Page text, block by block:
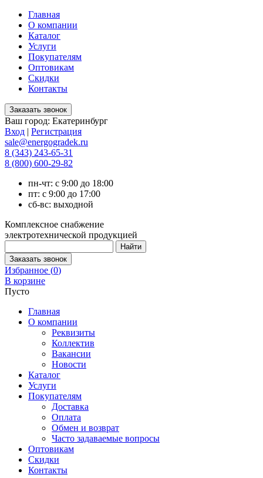
Главная
О компании
Каталог
Услуги
Покупателям
Оптовикам
Скидки
Контакты
Ваш город: Екатеринбург
Вход | Регистрация
sale@energogradek.ru
8 (343) 243-65-31
8 (800) 600-29-82
пн-чт: с 9:00 до 18:00
пт: с 9:00 до 17:00
сб-вс: выходной
Комплексное снабжение
электротехнической продукцией
Избранное (0)
В корзине
Пусто
Главная
О компании
Реквизиты
Коллектив
Вакансии
Новости
Каталог
Услуги
Покупателям
Доставка
Оплата
Обмен и возврат
Часто задаваемые вопросы
Оптовикам
Скидки
Контакты